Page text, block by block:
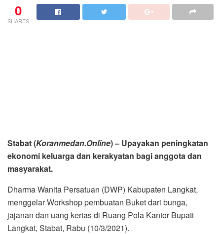
0
SHARES
Stabat (Koranmedan.Online) – Upayakan peningkatan
ekonomi keluarga dan kerakyatan bagi anggota dan
masyarakat.
Dharma Wanita Persatuan (DWP) Kabupaten Langkat,
menggelar Workshop pembuatan Buket dari bunga,
jajanan dan uang kertas di Ruang Pola Kantor Bupati
Langkat, Stabat, Rabu (10/3/2021).